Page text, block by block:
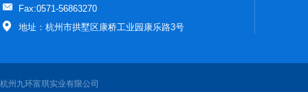
Fax:0571-56863270
地址：杭州市拱墅区康桥工业园康乐路3号
杭州九环富琪实业有限公司